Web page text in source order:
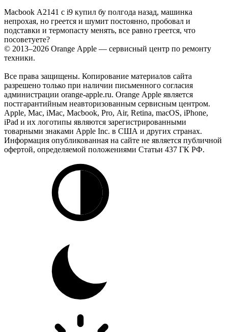
Macbook A2141 с i9 купил бу полгода назад, машинка
непрохая, но греется и шумит постоянно, пробовал и
подставки и термопасту менять, все равно греется, что
посоветуете?
© 2013–2026 Orange Apple — сервисный центр по ремонту
техники.
Все права защищены. Копирование материалов сайта
разрешено только при наличии письменного согласия
администрации orange-apple.ru. Orange Apple является
постгарантийным неавторизованным сервисным центром.
Apple, Mac, iMac, Macbook, Pro, Air, Retina, macOS, iPhone,
iPad и их логотипы являются зарегистрированными
товарными знаками Apple Inc. в США и других странах.
Информация опубликованная на сайте не является публичной
офертой, определяемой положениями Статьи 437 ГК РФ.